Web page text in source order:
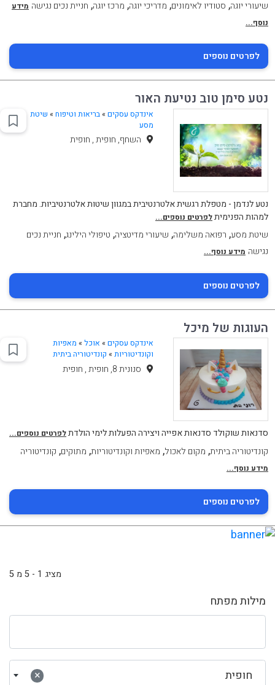
מילות מפתח
× חופית
שיעורי יוגה, סטודיו לאימונים, מדריכי יוגה, מרכז יוגה, חניית נכים נגישה מידע
נוסף...
לפרטים נוספים
נטע סימן טוב נטיעת האור
אינדקס עסקים »בריאות וטיפוח» שיטת
מסע
השחף, חופית , חופית
נטע לנדמן - מטפלת רגשית אלטרנטיבית במגוון שיטות אלטרנטיביות. מחברת
למהות הפנימיתלפרטים נוספים...
שיטת מסע, רפואה משלימה, שיעורי מדיטציה, טיפולי הילינג, חניית נכים
נגישה מידע נוסף...
לפרטים נוספים
העוגות של מיכל
אינדקס עסקים » אוכל» מאפיות
וקונדיטוריות» קונדיטוריה ביתית
סנונית 8, חופית , חופית
סדנאות שוקולד סדנאות אפייה ויצירה הפעלות לימי הולדתלפרטים נוספים...
קונדיטוריה ביתית, מקום לאכול, מאפיות וקונדיטוריות, מתוקים, קונדיטוריה
מידע נוסף...
לפרטים נוספים
מציג 1 - 5 מ 5